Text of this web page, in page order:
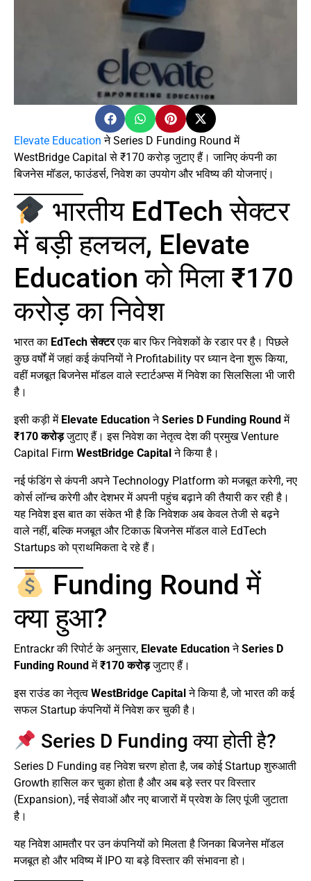
Elevate Education ने Series D Funding Round में
WestBridge Capital से ₹170 करोड़ जुटाए हैं। जानिए कंपनी का
बिजनेस मॉडल, फाउंडर्स, निवेश का उपयोग और भविष्य की योजनाएं।
भारतीय EdTech सेक्टर
में बड़ी हलचल, Elevate
Education को मिला ₹170
करोड़ का निवेश
भारत का EdTech सेक्टरएक बार फिर निवेशकों के रडार पर है। पिछले
कुछ वर्षों में जहां कई कंपनियों ने Profitability पर ध्यान देना शुरू किया,
वहीं मजबूत बिजनेस मॉडल वाले स्टार्टअप्स में निवेश का सिलसिला भी जारी
है।
इसी कड़ी में Elevate EducationनेSeries D Funding Round में
₹170 करोड़जुटाए हैं। इस निवेश का नेतृत्व देश की प्रमुख Venture
Capital Firm WestBridge Capital ने किया है।
नई फंडिंग से कंपनी अपने Technology Platform को मजबूत करेगी, नए
कोर्स लॉन्च करेगी और देशभर में अपनी पहुंच बढ़ाने की तैयारी कर रही है।
यह निवेश इस बात का संकेत भी है कि निवेशक अब केवल तेजी से बढ़ने
वाले नहीं, बल्कि मजबूत और टिकाऊ बिजनेस मॉडल वाले EdTech
Startups को प्राथमिकता दे रहे हैं।
Funding Round में
क्या हुआ?
Entrackr की रिपोर्ट के अनुसार, Elevate EducationनेSeries D
Funding Round में₹170 करोड़जुटाए हैं।
इस राउंड का नेतृत्व WestBridge Capital ने किया है, जो भारत की कई
सफल Startup कंपनियों में निवेश कर चुकी है।
Series D Funding क्या होती है?
Series D Funding वह निवेश चरण होता है, जब कोई Startup शुरुआती
Growth हासिल कर चुका होता है और अब बड़े स्तर पर विस्तार
(Expansion), नई सेवाओं और नए बाजारों में प्रवेश के लिए पूंजी जुटाता
है।
यह निवेश आमतौर पर उन कंपनियों को मिलता है जिनका बिजनेस मॉडल
मजबूत हो और भविष्य में IPO या बड़े विस्तार की संभावना हो।